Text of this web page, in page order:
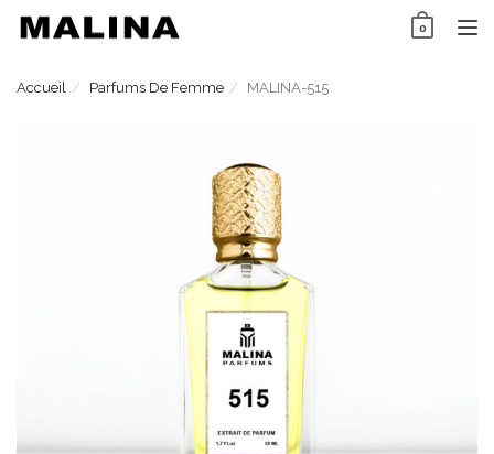
0
Accueil Parfums De Femme MALINA-515